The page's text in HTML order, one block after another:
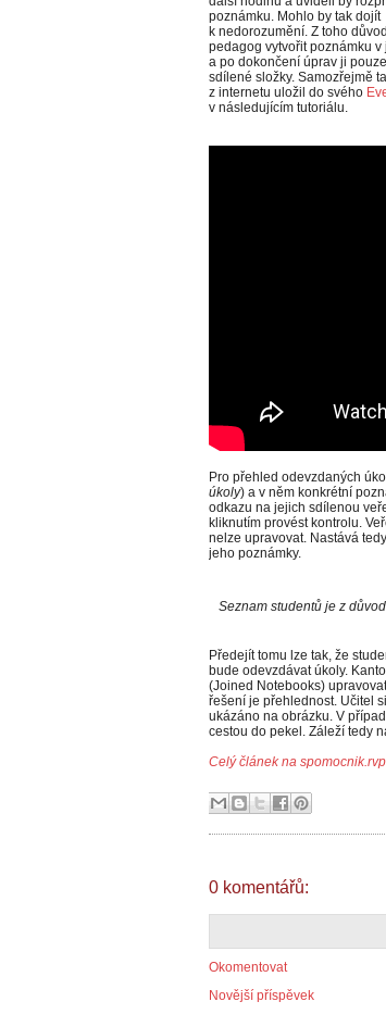
poznámku. Mohlo by tak dojít
k nedorozumění. Z toho
pedagog vytvořit poznámku v
a po dokončení úprav ji
sdílené složky. Samozřejmě
z internetu uložil do svého
v následujícím tutoriálu.
Pro přehled odevzdaných
úkoly) a v něm konkrétní
odkazu na jejich sdílenou
kliknutím provést kontrolu.
nelze upravovat. Nastává
jeho poznámky.
Seznam studentů je z
Předejít tomu lze tak, že
bude odevzdávat úkoly.
(Joined Notebooks)
řešení je přehlednost. Učitel
ukázáno na obrázku. V
cestou do pekel. Záleží tedy
Celý článek na
0 komentářů:
Okomentovat
Novější příspěvek